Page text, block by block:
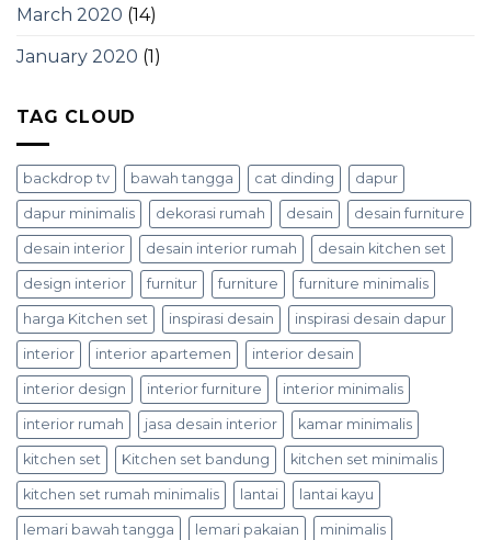
March 2020 (14)
January 2020 (1)
TAG CLOUD
backdrop tv bawah tangga cat dinding dapur
dapur minimalis dekorasi rumah desain desain furniture
desain interior desain interior rumah desain kitchen set
design interior furnitur furniture furniture minimalis
harga Kitchen set inspirasi desain inspirasi desain dapur
interior interior apartemen interior desain
interior design interior furniture interior minimalis
interior rumah jasa desain interior kamar minimalis
kitchen set Kitchen set bandung kitchen set minimalis
kitchen set rumah minimalis lantai lantai kayu
lemari bawah tangga lemari pakaian minimalis